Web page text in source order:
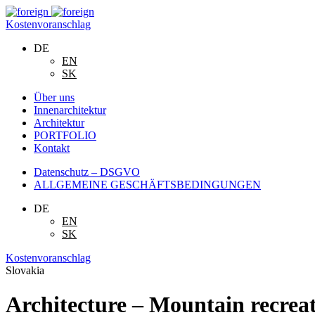
Kostenvoranschlag
DE
EN
SK
Über uns
Innenarchitektur
Architektur
PORTFOLIO
Kontakt
Datenschutz – DSGVO
ALLGEMEINE GESCHÄFTSBEDINGUNGEN
DE
EN
SK
Kostenvoranschlag
Slovakia
Architecture – Mountain